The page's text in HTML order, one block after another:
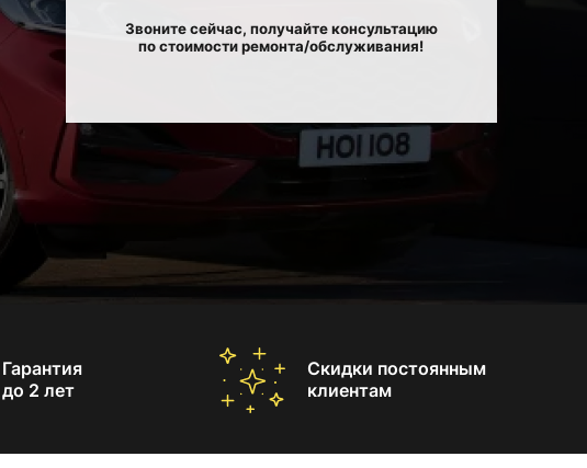
Звоните сейчас, получайте консультацию
по стоимости ремонта/обслуживания!
Гарантия
до 2 лет
Скидки постоянным
клиентам